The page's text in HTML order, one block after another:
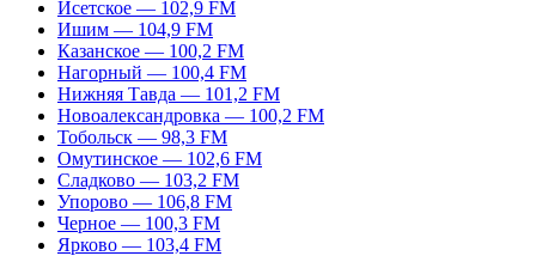
Исетское — 102,9 FM
Ишим — 104,9 FM
Казанское — 100,2 FM
Нагорный — 100,4 FM
Нижняя Тавда — 101,2 FM
Новоалександровка — 100,2 FM
Тобольск — 98,3 FM
Омутинское — 102,6 FM
Сладково — 103,2 FM
Упорово — 106,8 FM
Черное — 100,3 FM
Ярково — 103,4 FM